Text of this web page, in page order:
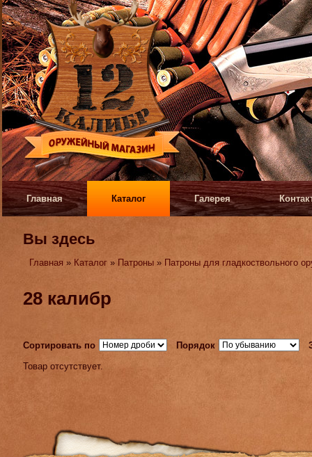
Главная Каталог Галерея
Вы здесь
Главная » Каталог » Патроны » Патроны для гладкоствольного
28 калибр
Сортировать по Порядок
Товар отсутствует.